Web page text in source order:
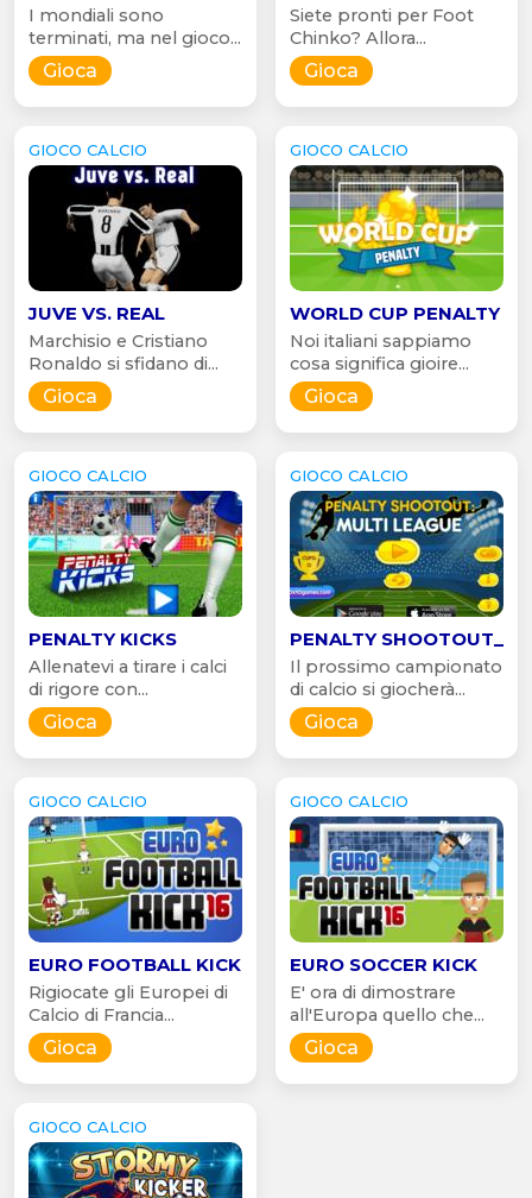
I mondiali sono
terminati, ma nel gioco...
Gioca
Siete pronti per Foot
Chinko? Allora...
Gioca
GIOCO CALCIO
JUVE VS. REAL
Marchisio e Cristiano
Ronaldo si sfidano di...
Gioca
GIOCO CALCIO
WORLD CUP PENALTY
Noi italiani sappiamo
cosa significa gioire...
Gioca
GIOCO CALCIO
PENALTY KICKS
Allenatevi a tirare i calci
di rigore con...
Gioca
GIOCO CALCIO
PENALTY SHOOTOUT_
Il prossimo campionato
di calcio si giocherà...
Gioca
GIOCO CALCIO
EURO FOOTBALL KICK
Rigiocate gli Europei di
Calcio di Francia...
Gioca
GIOCO CALCIO
EURO SOCCER KICK
E' ora di dimostrare
all'Europa quello che...
Gioca
GIOCO CALCIO